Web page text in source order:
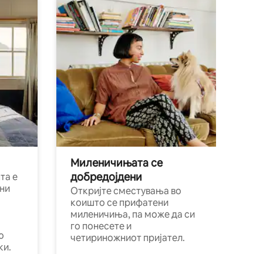
е
Миленичињата се
добредојдени
Откријте сместувања во
коишто се прифатени
миленичиња, па може да си
го понесете и
четириножниот пријател.